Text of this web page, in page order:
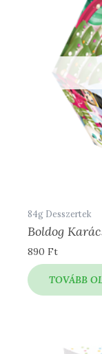
84g Desszertek
Boldog
890 Ft
TOVÁBB